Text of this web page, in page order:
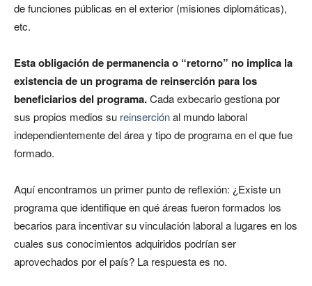
de funciones públicas en el exterior (misiones diplomáticas),
etc.
Esta obligación de permanencia o “retorno” no implica la
existencia de un programa de reinserción para los
beneficiarios del programa.Cada exbecario gestiona por
sus propios medios su reinserciónal mundo laboral
independientemente del área y tipo de programa en el que fue
formado.
Aquí encontramos un primer punto de reflexión: ¿Existe un
programa que identifique en qué áreas fueron formados los
becarios para incentivar su vinculación laboral a lugares en los
cuales sus conocimientos adquiridos podrían ser
aprovechados por el país? La respuesta es no.